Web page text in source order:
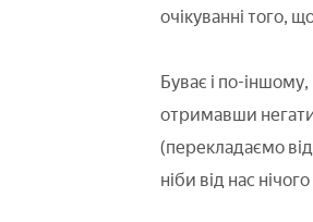
очікуванні того,
Буває і по-
отримавши
(перекладаємо
ніби від нас